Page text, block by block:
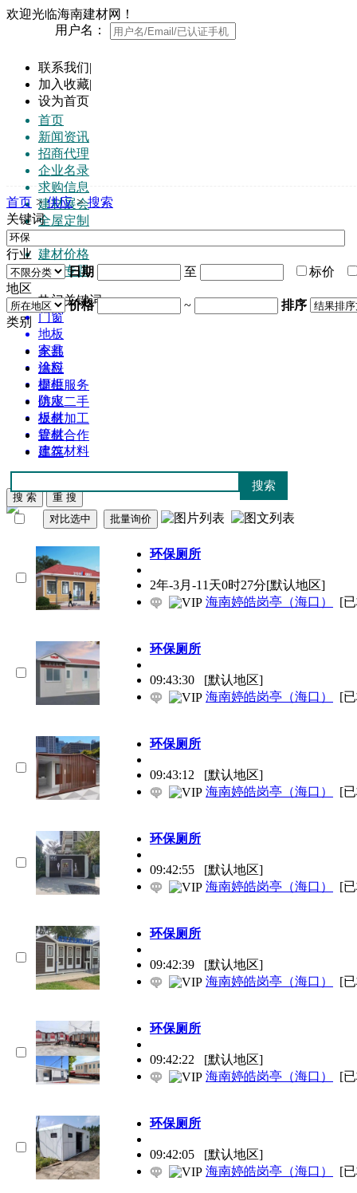
欢迎光临海南建材网！
用户名：
联系我们|
加入收藏|
设为首页
首页
新闻资讯
招商代理
企业名录
求购信息
建材展会
全屋定制
建材价格
行业专题
热门关键词:
门窗
地板
家具
涂料
橱柜
防水
板材
管材
建筑材料
首页 > 供应 > 搜索
关键词
行业
日期
至
标价
地区
价格
~
排序
类别
全部
供应
提供服务
供应二手
提供加工
提供合作
库存
环保厕所
2年-3月-11天0时27分[默认地区]
海南婷皓岗亭（海口）
[
环保厕所
09:43:30
[默认地区]
海南婷皓岗亭（海口）
[
环保厕所
09:43:12
[默认地区]
海南婷皓岗亭（海口）
[
环保厕所
09:42:55
[默认地区]
海南婷皓岗亭（海口）
[
环保厕所
09:42:39
[默认地区]
海南婷皓岗亭（海口）
[
环保厕所
09:42:22
[默认地区]
海南婷皓岗亭（海口）
[
环保厕所
09:42:05
[默认地区]
海南婷皓岗亭（海口）
[